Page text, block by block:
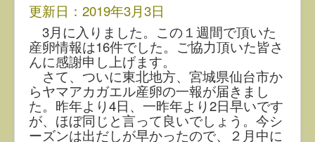
更新日：2019年3月3日
3月に入りました。この１週間で頂いた
産卵情報は16件でした。ご協力頂いた皆さ
んに感謝申し上げます。
さて、ついに東北地方、宮城県仙台市か
らヤマアカガエル産卵の一報が届きまし
た。昨年より4日、一昨年より2日早いです
が、ほぼ同じと言って良いでしょう。今シ
ーズンは出だしが早かったので、２月中に